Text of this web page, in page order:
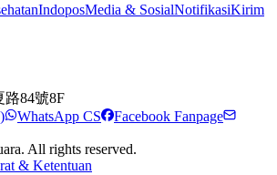
IndoposMedia & SosialNotifikasiKirim
路84號8F
WhatsApp CS
Facebook Fanpage
All rights reserved.
& Ketentuan